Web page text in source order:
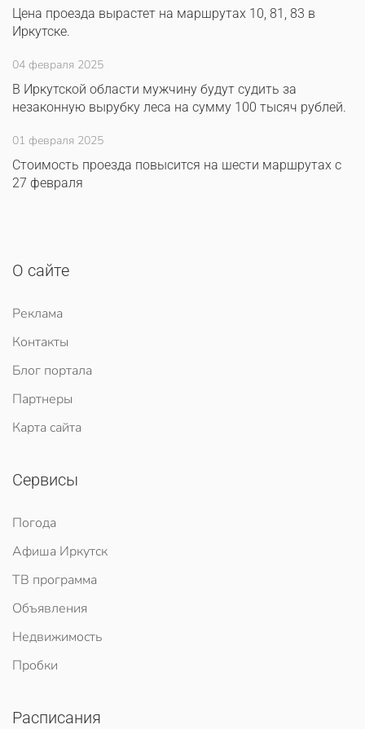
Цена проезда вырастет на маршрутах 10, 81, 83 в
Иркутске.
04 февраля 2025
В Иркутской области мужчину будут судить за
незаконную вырубку леса на сумму 100 тысяч рублей.
01 февраля 2025
Стоимость проезда повысится на шести маршрутах с
27 февраля
О сайте
Реклама
Контакты
Блог портала
Партнеры
Карта сайта
Сервисы
Погода
Афиша Иркутск
ТВ программа
Объявления
Недвижимость
Пробки
Расписания